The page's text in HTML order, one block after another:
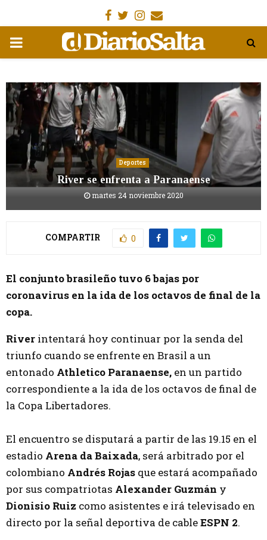
Facebook
Gorjeo
Instagram
Email
MENÚ
Deportes
River se enfrenta a Paranaense
martes 24 noviembre 2020
COMPARTIR 0
El conjunto brasileño tuvo 6 bajas por
coronavirus en la ida de los octavos de final de la
copa.
River intentará hoy continuar por la senda del
triunfo cuando se enfrente en Brasil a un
entonado Athletico Paranaense, en un partido
correspondiente a la ida de los octavos de final de
la Copa Libertadores.
El encuentro se disputará a partir de las 19.15 en el
estadio Arena da Baixada, será arbitrado por el
colombiano Andrés Rojas que estará acompañado
por sus compatriotas Alexander Guzmán y
Dionisio Ruiz como asistentes e irá televisado en
directo por la señal deportiva de cableESPN 2.